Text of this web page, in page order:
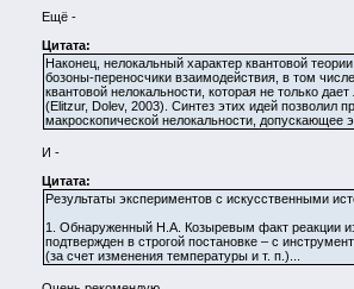
Ещё -
Цитата:
Наконец, нелокальный характер квантовой
бозоны-переносчики взаимодействия, в том
квантовой нелокальности, которая не только
(Elitzur, Dolev, 2003). Синтез этих идей позволил
макроскопической нелокальности, допускающее
И -
Цитата:
Результаты экспериментов с искусственными
1. Обнаруженный Н.А. Козыревым факт реакции
подтвержден в строгой постановке – с
(за счет изменения температуры и т. п.)...